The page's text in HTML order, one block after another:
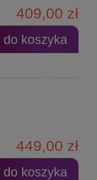
409,00 zł
do koszyka
449,00 zł
do koszyka